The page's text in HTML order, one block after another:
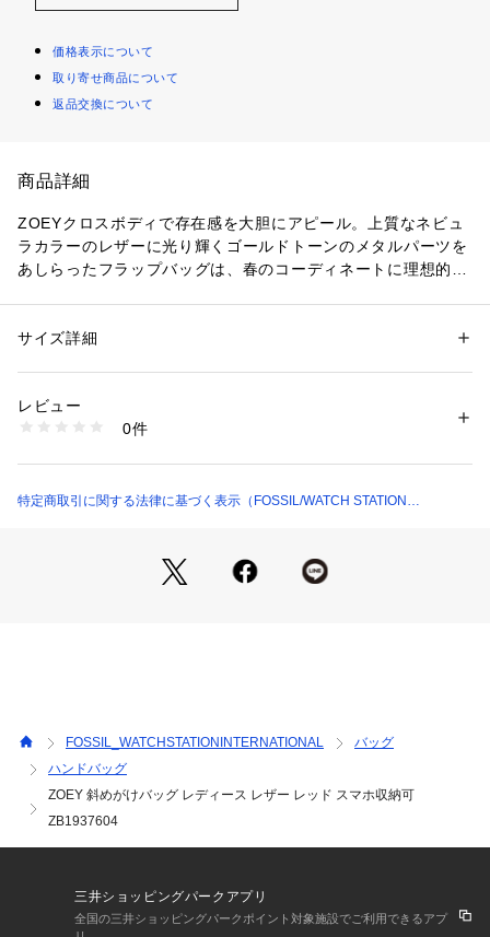
価格表示について
取り寄せ商品について
返品交換について
商品詳細
ZOEYクロスボディで存在感を大胆にアピール。上質なネビュ
ラカラーのレザーに光り輝くゴールドトーンのメタルパーツを
あしらったフラップバッグは、春のコーディネートに理想的な
を備え、内側にクレジットカード入れと整理しやすいファスナ
oup（LWG）を通じて責任あるものづくりを支援しています。
幅約19.7cm x 厚さ約3.9cm x 高さ約11.5cm
ティブな変化をもたらすよう取り組んでいます。
< ご確認ください >
※パッケージは実際の画像と異なる場合がございます。
※ご利用のモニター環境や照明の影響により、実際の商品と色
味が異なって見える場合がございます。
性別：レディース
素材：表地：レザー　裏地：コットン100%
商品番号：
ZB1937604 （ショップ）
サイズ詳細
レビュー
0件
特定商取引に関する法律に基づく表示（FOSSIL/WATCH STATION
FOSSIL_WATCHSTATIONINTERNATIONAL
バッグ
ハンドバッグ
ZOEY 斜めがけバッグ レディース レザー レッド スマホ収納可
ZB1937604
三井ショッピングパークアプリ
全国の三井ショッピングパークポイント対象施設でご利用できるアプ